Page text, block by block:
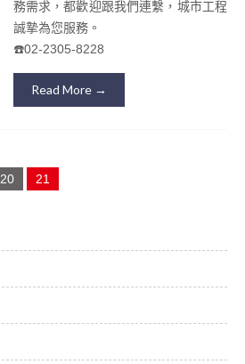
務需求，都歡迎跟我們連繫，城市工程
誠摯為您服務。
☎️02-2305-8228
Read More →
20 21